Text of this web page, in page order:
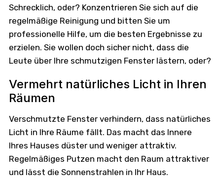
Schrecklich, oder? Konzentrieren Sie sich auf die
regelmäßige Reinigung und bitten Sie um
professionelle Hilfe, um die besten Ergebnisse zu
erzielen. Sie wollen doch sicher nicht, dass die
Leute über Ihre schmutzigen Fenster lästern, oder?
Vermehrt natürliches Licht in Ihren
Räumen
Verschmutzte Fenster verhindern, dass natürliches
Licht in Ihre Räume fällt. Das macht das Innere
Ihres Hauses düster und weniger attraktiv.
Regelmäßiges Putzen macht den Raum attraktiver
und lässt die Sonnenstrahlen in Ihr Haus.